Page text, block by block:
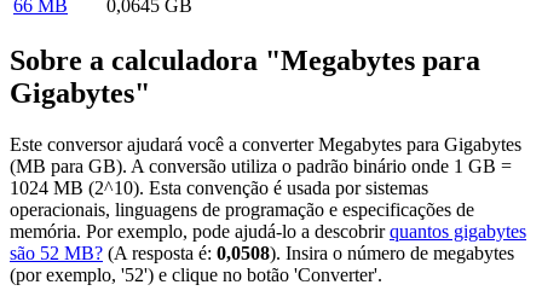
66 MB 0,0645 GB
Sobre a calculadora "Megabytes para
Gigabytes"
Este conversor ajudará você a converter Megabytes para Gigabytes
(MB para GB). A conversão utiliza o padrão binário onde 1 GB =
1024 MB (2^10). Esta convenção é usada por sistemas
operacionais, linguagens de programação e especificações de
memória. Por exemplo, pode ajudá-lo a descobrirquantos gigabytes
são 52 MB? (A resposta é: 0,0508). Insira o número de megabytes
(por exemplo, '52') e clique no botão 'Converter'.